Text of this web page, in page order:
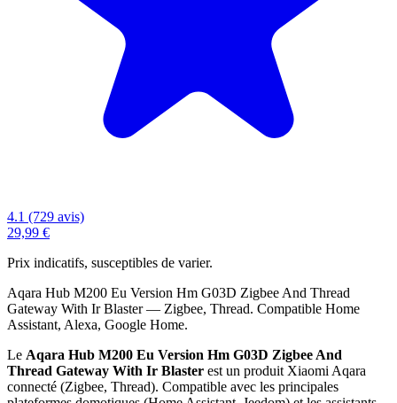
4.1 (729 avis)
29,99 €
Prix indicatifs, susceptibles de varier.
Aqara Hub M200 Eu Version Hm G03D Zigbee And Thread
Gateway With Ir Blaster — Zigbee, Thread. Compatible Home
Assistant, Alexa, Google Home.
Le Aqara Hub M200 Eu Version Hm G03D Zigbee And
Thread Gateway With Ir Blaster est un produit Xiaomi Aqara
connecté (Zigbee, Thread). Compatible avec les principales